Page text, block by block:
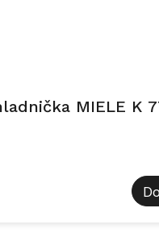
MIELE K